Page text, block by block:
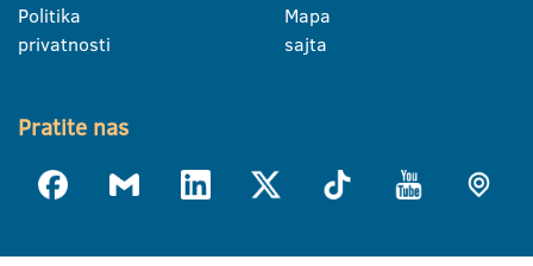
Politika
privatnosti
Mapa
sajta
Pratite nas